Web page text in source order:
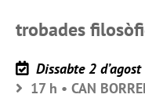
trobades
Dissabte 2 d’agost
17 h • CAN